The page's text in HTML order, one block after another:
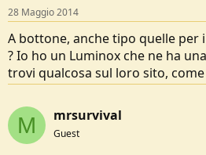
28 Maggio 2014
A bottone, anche tipo quelle
? Io ho un Luminox che ne ha
trovi qualcosa sul loro sito,
M mrsurvival
Guest